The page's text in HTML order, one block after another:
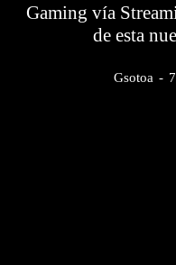
Gaming vía
de esta
Gsotoa -